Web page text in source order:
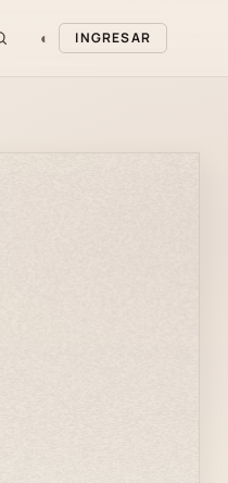
◐ INGRESAR